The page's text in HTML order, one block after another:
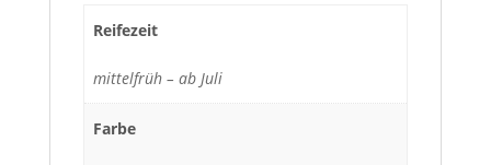
Reifezeit
mittelfrüh – ab Juli
Farbe